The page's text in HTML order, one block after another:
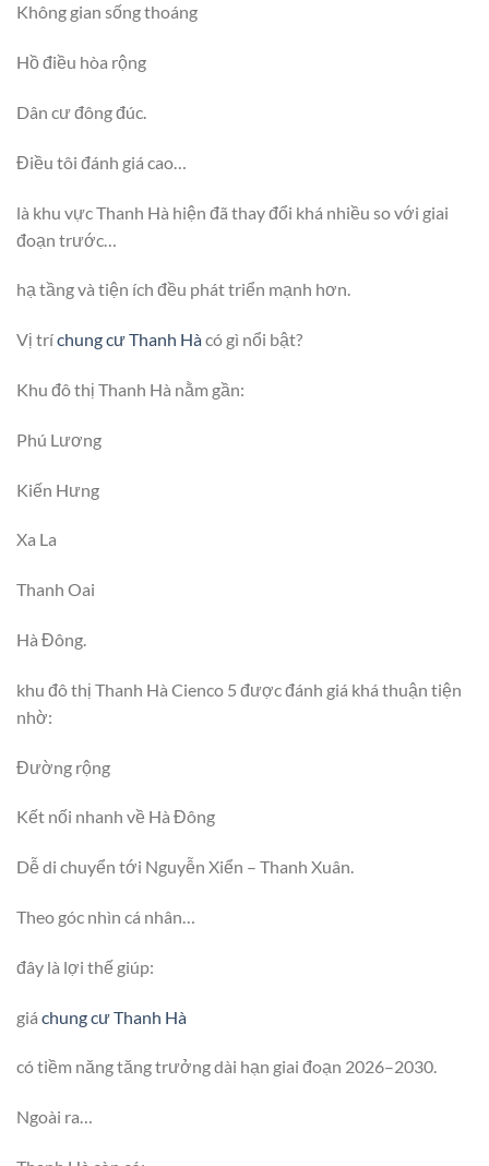
Không gian sống thoáng
Hồ điều hòa rộng
Dân cư đông đúc.
Điều tôi đánh giá cao…
là khu vực Thanh Hà hiện đã thay đổi khá nhiều so với giai
đoạn trước…
hạ tầng và tiện ích đều phát triển mạnh hơn.
Vị tríchung cư Thanh Hàcó gì nổi bật?
Khu đô thị Thanh Hà nằm gần:
Phú Lương
Kiến Hưng
Xa La
Thanh Oai
Hà Đông.
khu đô thị Thanh Hà Cienco 5 được đánh giá khá thuận tiện
nhờ:
Đường rộng
Kết nối nhanh về Hà Đông
Dễ di chuyển tới Nguyễn Xiển – Thanh Xuân.
Theo góc nhìn cá nhân…
đây là lợi thế giúp:
giá chung cư Thanh Hà
có tiềm năng tăng trưởng dài hạn giai đoạn 2026–2030.
Ngoài ra…